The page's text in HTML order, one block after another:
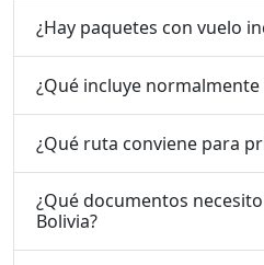
¿Hay paquetes con vuelo
¿Qué incluye normalmente
¿Qué ruta conviene para
¿Qué documentos
Bolivia?